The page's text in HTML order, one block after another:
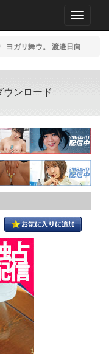
MENU
ヨガリ舞ウ。 渡邉日向
ウンロード